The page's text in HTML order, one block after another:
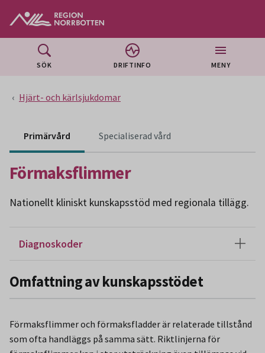
SÖK DRIFTINFO MENY
Hjärt- och kärlsjukdomar
Primärvård Specialiserad vård
Förmaksflimmer
Nationellt kliniskt kunskapsstöd med regionala tillägg.
Diagnoskoder
Omfattning av kunskapsstödet
Förmaksflimmer och förmaksfladder är relaterade tillstånd
som ofta handläggs på samma sätt. Riktlinjerna för